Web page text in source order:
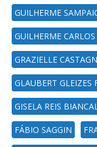
GUILHERME
GUILHERME
GRAZIELLE
GLAUBERT GLEIZES
GISELA REIS
FÁBIO SAGGIN